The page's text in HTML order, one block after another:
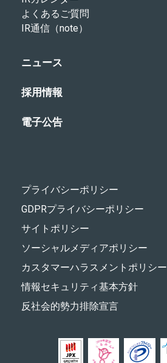
よくあるご質問
IR通信（note）
ニュース
採用情報
電子公告
プライバシーポリシー
GDPRプライバシーポリシー
サイトポリシー
ソーシャルメディアポリシー
カスタマーハラスメントポリシー
情報セキュリティ基本方針
反社会的勢力排除宣言